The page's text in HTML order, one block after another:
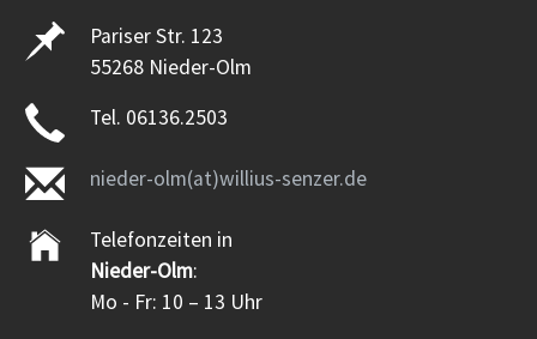
Pariser Str. 123
55268 Nieder-Olm
Tel. 06136.2503
nieder-olm(at)willius-senzer.de
Telefonzeiten in
Nieder-Olm:
Mo - Fr: 10 – 13 Uhr